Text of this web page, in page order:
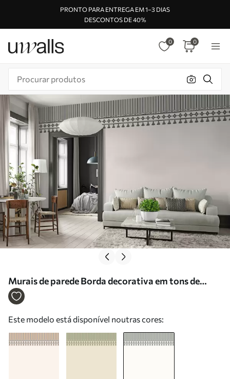
PRONTO PARA ENTREGA EM 1–3 DIAS
DESCONTOS DE 40%
0 0
Murais de parede Borda decorativa em tons de
verde e cinzento Nr. w05151v2
Este modelo está disponível noutras cores: